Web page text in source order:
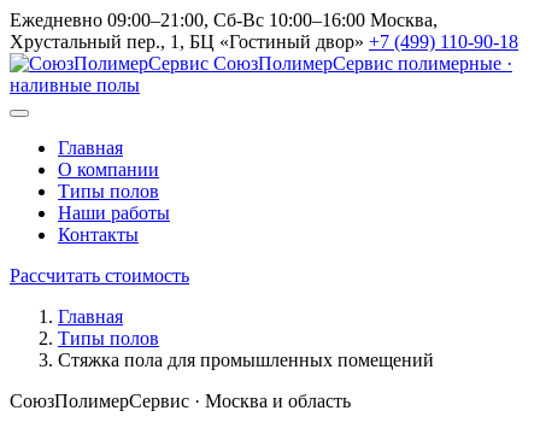
Ежедневно 09:00–21:00, Сб-Вс 10:00–16:00 Москва,
Хрустальный пер., 1, БЦ «Гостиный двор» +7 (499) 110-90-18
СоюзПолимерСервис полимерные ·
наливные полы
Главная
О компании
Типы полов
Наши работы
Контакты
Рассчитать стоимость
Главная
Типы полов
Стяжка пола для промышленных помещений
СоюзПолимерСервис · Москва и область